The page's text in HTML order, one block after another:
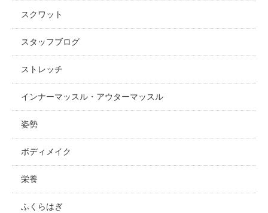
スクワット
スタッフブログ
ストレッチ
インナーマッスル・アウターマッスル
姿勢
ボディメイク
栄養
ふくらはぎ